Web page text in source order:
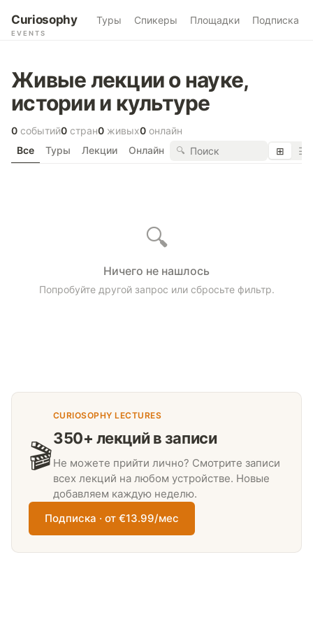
Curiosophy
EVENTS
Туры Спикеры Площадки Подписка
Живые лекции о науке,
истории и культуре
0 событий0 стран0 живых0 онлайн
Все
Туры Лекции Онлайн 🔍 ⊞ ☰
🔍
Ничего не нашлось
Попробуйте другой запрос или сбросьте фильтр.
🎬
CURIOSOPHY LECTURES
350+ лекций в записи
Не можете прийти лично? Смотрите записи
всех лекций на любом устройстве. Новые
добавляем каждую неделю.
Подписка · от €13.99/мес